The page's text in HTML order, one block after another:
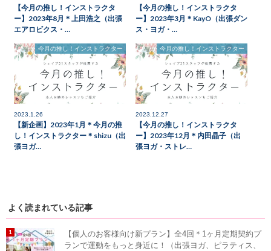
【今月の推し！インストラクタ
ー】2023年8月＊上田浩之（出張
エアロビクス・…
【今月の推し！インストラクタ
ー】2023年3月＊KayO（出張ダン
ス・ヨガ・…
今月の推し！インストラクター
2023.1.26
【新企画】2023年1月＊今月の推
し！インストラクター＊shizu（出
張ヨガ…
今月の推し！インストラクター
2023.12.27
【今月の推し！インストラクタ
ー】2023年12月＊内田晶子（出
張ヨガ・ストレ…
よく読まれている記事
【個人のお客様向け新プラン】全4回＊1ヶ月定期契約プ
ランで運動をもっと身近に！（出張ヨガ、ピラティス、